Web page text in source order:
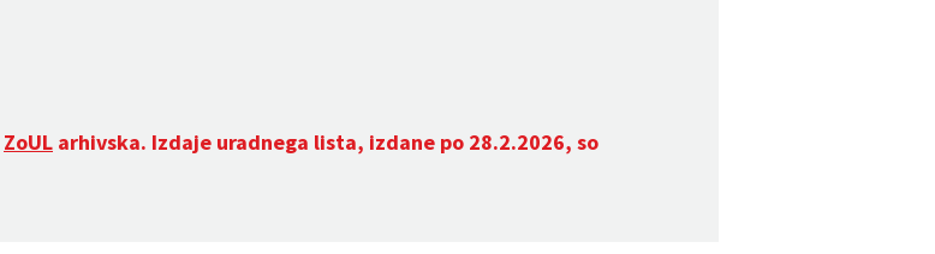
ZoUL arhivska. Izdaje uradnega lista, izdane po 28.2.2026, so